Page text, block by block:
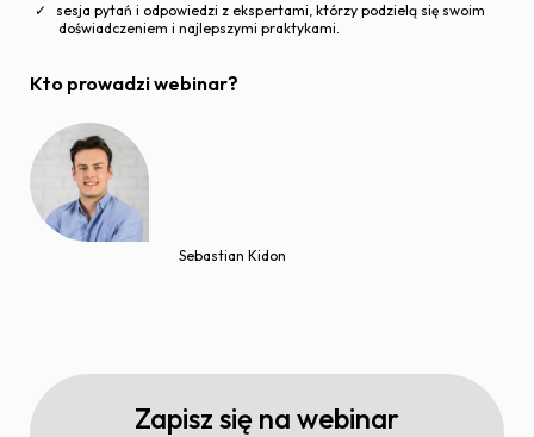
sesja pytań i odpowiedzi z ekspertami, którzy podzielą się swoim
doświadczeniem i najlepszymi praktykami.
Kto prowadzi webinar?
Sebastian Kidon
Zapisz się na webinar